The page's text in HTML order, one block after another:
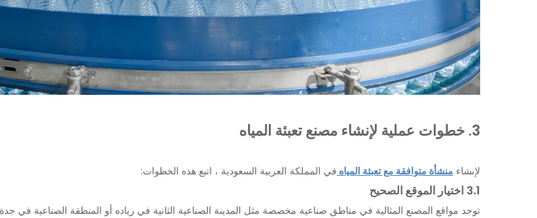
3. خطوات عملية لإنشاء مصنع تعبئة المياه
لإنشاء منشأة متوافقة مع تعبئة المياه في المملكة العربية السعودية ، اتبع هذه الخطوات:
3.1 اختيار الموقع الصحيح
توجد مواقع المصنع المثالية في مناطق صناعية مخصصة مثل المدينة الصناعية الثانية في رياده أو المنطقة الصناعية في